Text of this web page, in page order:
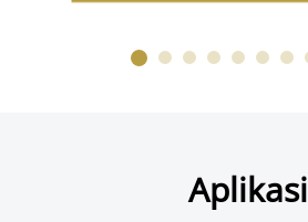
Aplikasi